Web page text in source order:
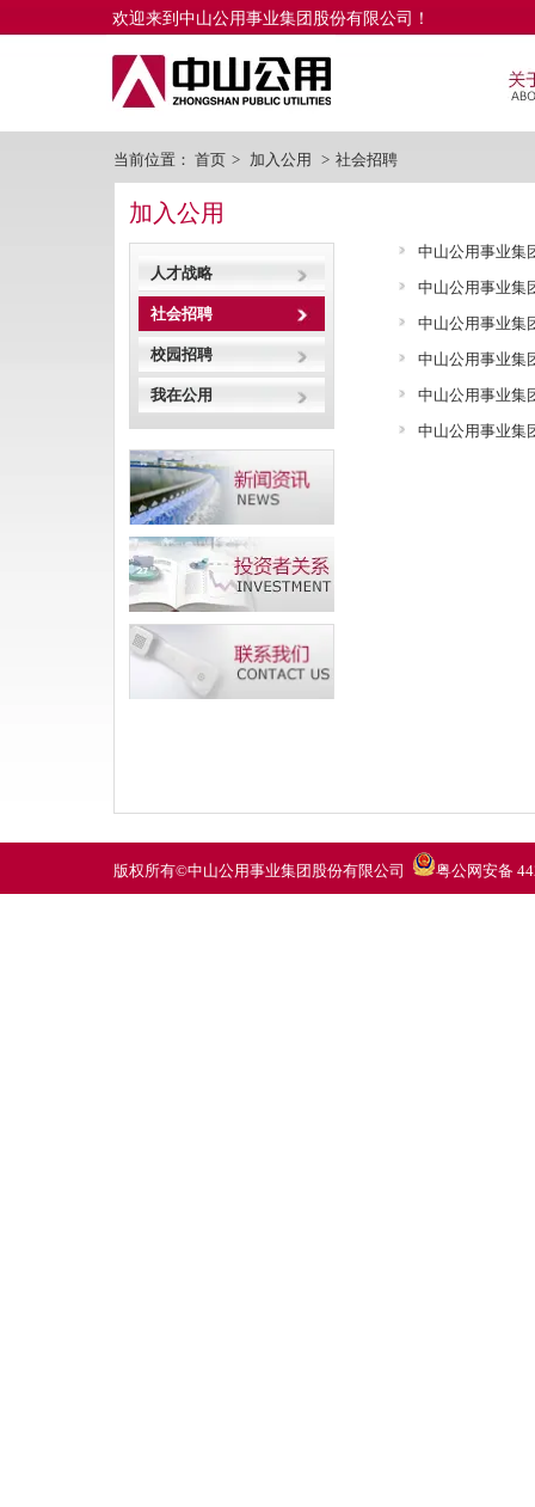
欢迎来到中山公用事业集团股份有限公司！
当前位置： 首页 > 加入公用 > 社会招聘
加入公用
人才战略
社会招聘
校园招聘
我在公用
中山公用事业集
中山公用事业集
中山公用事业集
中山公用事业集
中山公用事业集
中山公用事业集
版权所有©中山公用事业集团股份有限公司 粤公网安备